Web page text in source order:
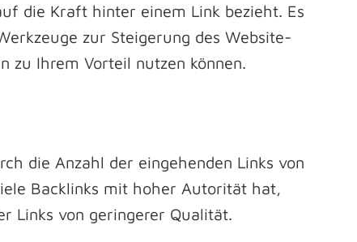
die Kraft hinter einem Link bezieht. Es
zur Steigerung des Website-
Ihrem Vorteil nutzen können.
die Anzahl der eingehenden Links von
Backlinks mit hoher Autorität hat,
Links von geringerer Qualität.